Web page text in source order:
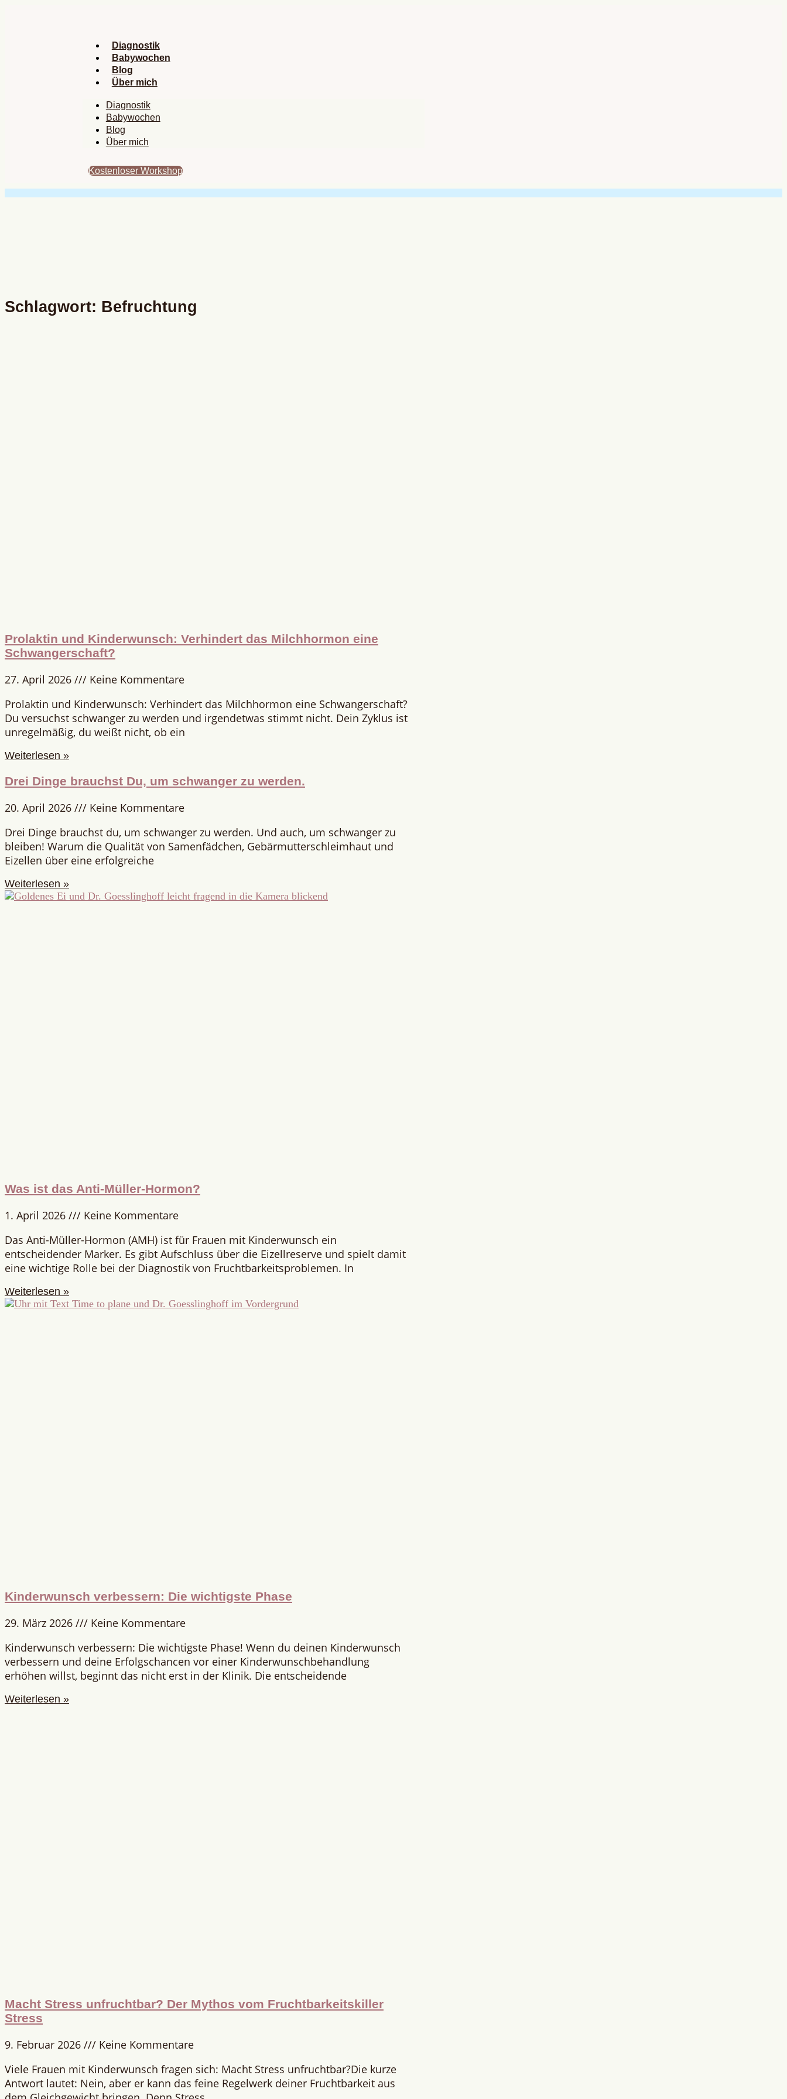
Diagnostik
Babywochen
Blog
Über mich
Diagnostik
Babywochen
Blog
Über mich
Kostenloser Workshop
Schlagwort: Befruchtung
Prolaktin und Kinderwunsch: Verhindert das Milchhormon eine
Schwangerschaft?
27. April 2026
Keine Kommentare
Prolaktin und Kinderwunsch: Verhindert das Milchhormon eine Schwangerschaft?
Du versuchst schwanger zu werden und irgendetwas stimmt nicht. Dein Zyklus ist
unregelmäßig, du weißt nicht, ob ein
Weiterlesen »
Drei Dinge brauchst Du, um schwanger zu werden.
20. April 2026
Keine Kommentare
Drei Dinge brauchst du, um schwanger zu werden. Und auch, um schwanger zu
bleiben! Warum die Qualität von Samenfädchen, Gebärmutterschleimhaut und
Eizellen über eine erfolgreiche
Weiterlesen »
Was ist das Anti-Müller-Hormon?
1. April 2026
Keine Kommentare
Das Anti-Müller-Hormon (AMH) ist für Frauen mit Kinderwunsch ein
entscheidender Marker. Es gibt Aufschluss über die Eizellreserve und spielt damit
eine wichtige Rolle bei der Diagnostik von Fruchtbarkeitsproblemen. In
Weiterlesen »
Kinderwunsch verbessern: Die wichtigste Phase
29. März 2026
Keine Kommentare
Kinderwunsch verbessern: Die wichtigste Phase! Wenn du deinen Kinderwunsch
verbessern und deine Erfolgschancen vor einer Kinderwunschbehandlung
erhöhen willst, beginnt das nicht erst in der Klinik. Die entscheidende
Weiterlesen »
Macht Stress unfruchtbar? Der Mythos vom Fruchtbarkeitskiller
Stress
9. Februar 2026
Keine Kommentare
Viele Frauen mit Kinderwunsch fragen sich: Macht Stress unfruchtbar?Die kurze
Antwort lautet: Nein, aber er kann das feine Regelwerk deiner Fruchtbarkeit aus